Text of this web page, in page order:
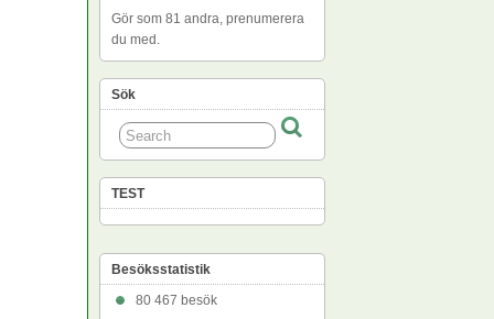
Gör som 81 andra, prenumerera
du med.
Sök
TEST
Besöksstatistik
80 467 besök